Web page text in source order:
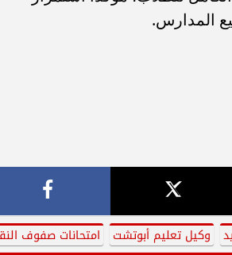
المدارس.
وكيل تعليم أبوتشت امتحانات صفوف